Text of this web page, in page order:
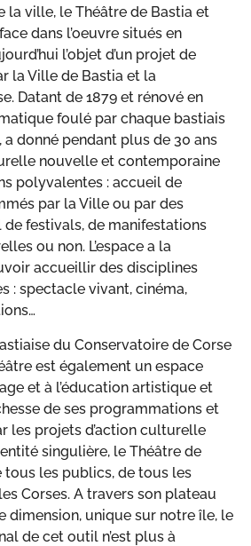
la ville, le Théâtre de Bastia et
dans l’oeuvre situés en
l’objet d’un projet de
la Ville de Bastia et la
Datant de 1879 et rénové en
foulé par chaque bastiais
donné pendant plus de 30 ans
nouvelle et contemporaine
polyvalentes : accueil de
par la Ville ou par des
de festivals, de manifestations
ou non. L’espace a la
accueillir des disciplines
: spectacle vivant, cinéma,
du Conservatoire de Corse
est également un espace
et à l’éducation artistique et
de ses programmations et
les projets d’action culturelle
singulière, le Théâtre de
tous les publics, de tous les
Corses. A travers son plateau
dimension, unique sur notre île, le
de cet outil n’est plus à